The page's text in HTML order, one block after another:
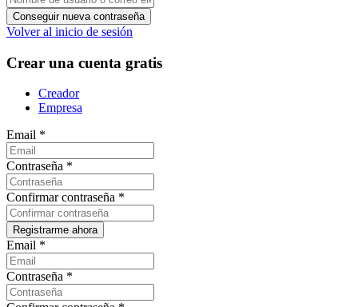
Volver al inicio de sesión
Crear una cuenta gratis
Creador
Empresa
Email *
Contraseña *
Confirmar contraseña *
Email *
Contraseña *